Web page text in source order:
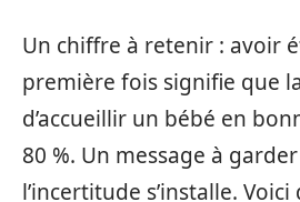
Un chiffre à retenir : avoir
première fois signifie que
d’accueillir un bébé en
80 %. Un message à
l’incertitude s’installe.